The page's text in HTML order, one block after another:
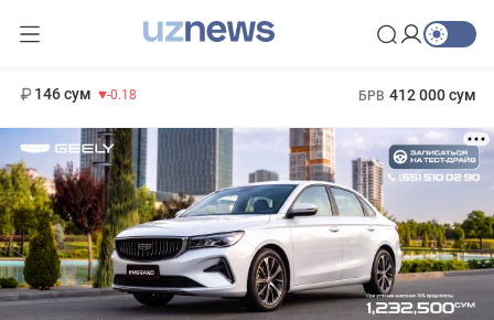
146 сум -0.18 БРВ 412 000 сум